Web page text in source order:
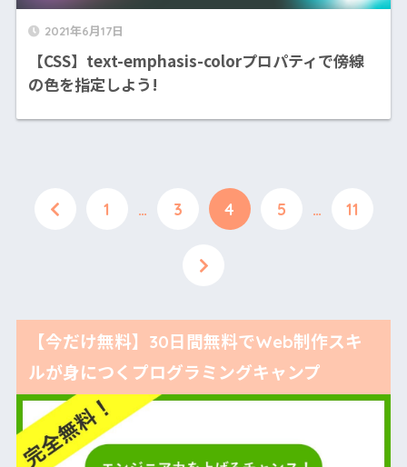
2021年6月17日
【CSS】text-emphasis-colorプロパティで傍線
の色を指定しよう!
1 … 3 4 5 … 11
【今だけ無料】30日間無料でWeb制作スキ
ルが身につくプログラミングキャンプ